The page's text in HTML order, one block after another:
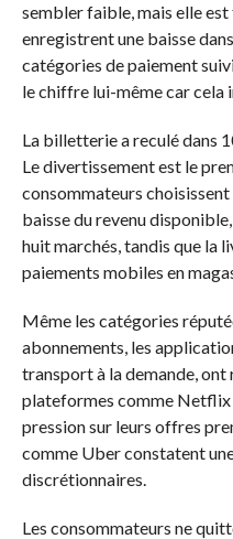
sembler faible, mais elle
enregistrent une baisse
catégories de paiement
le chiffre lui-même car cela
La billetterie a reculé dans
Le divertissement est le
consommateurs
baisse du revenu
huit marchés, tandis que la
paiements mobiles en
Même les catégories
abonnements, les
transport à la demande, ont
plateformes comme Netflix
pression sur leurs offres
comme Uber constatent
discrétionnaires.
Les consommateurs ne